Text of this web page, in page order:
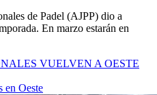
de Padel (AJPP) dio a
En marzo estarán en
VUELVEN A OESTE
en Oeste